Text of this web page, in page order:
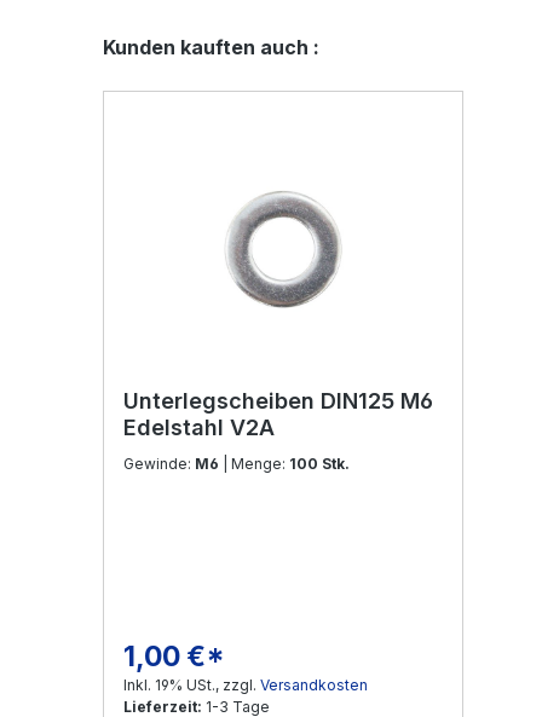
Produktgalerie überspringen
Kunden kauften auch :
Unterlegscheiben DIN125 M6
Edelstahl V2A
Gewinde: M6 | Menge: 100 Stk.
Regulärer Preis:
1,00 €*
Inkl. 19% USt., zzgl. Versandkosten
Lieferzeit: 1-3 Tage